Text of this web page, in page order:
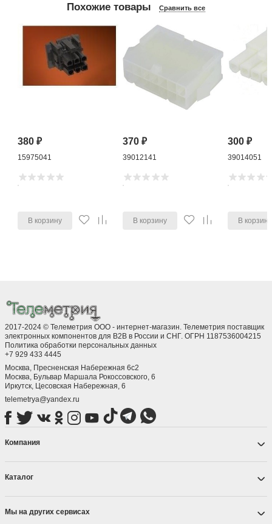
Похожие товары Сравнить все
380₽
15975041
В корзину
370₽
39012141
В корзину
300₽
39014051
В корзину
2017-2024 © Телеметрия ООО - интернет-магазин. Телеметрия поставщик
электронных компонентов для B2B в России и СНГ. ОГРН 1187536004215
Политика обработки персональных данных
+7 929 433 4445
Москва, Пресненская Набережная 6с2
Москва, ​Бульвар Маршала Рокоссовского, 6
Иркутск, ​Цесовская Набережная, 6
telemetrya@yandex.ru
Компания
Каталог
Мы на других сервисах